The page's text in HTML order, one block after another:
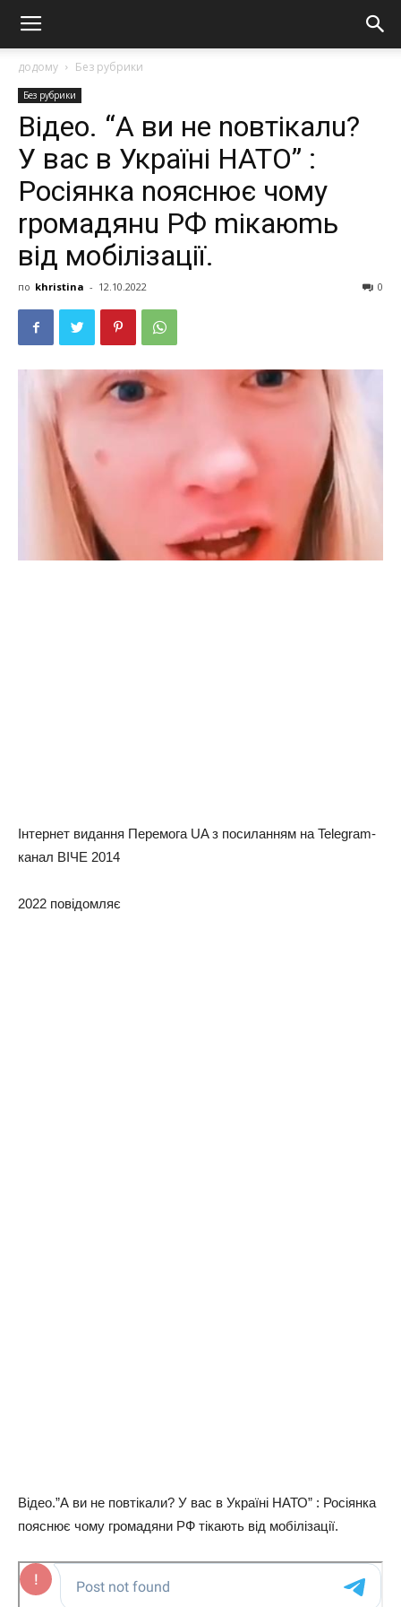
додому Без рубрики
Без рубрики
Відео. “А ви не nовтікалu?
У вас в Україні НАТО” :
Росіянка nояснює чому
rромадянu РФ mікаюmь
від мобілізації.
по khristina - 12.10.2022 0
Інтернет видання Перемога UA з посиланням на Telegram-
канал ВІЧЕ 2014
2022 повідомляє
Відео.”А ви не повтікали? У вас в Україні НАТО” : Росіянка
пояснює чому громадяни РФ тікають від мобілізації.